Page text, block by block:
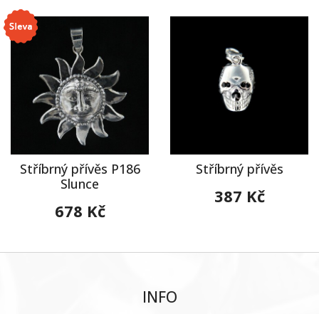
Stříbrný přívěs P186
Slunce
678 Kč
Stříbrný přívěs
387 Kč
INFO